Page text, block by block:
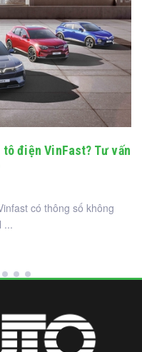
tô điện VinFast? Tư vấn
có thông số không
...